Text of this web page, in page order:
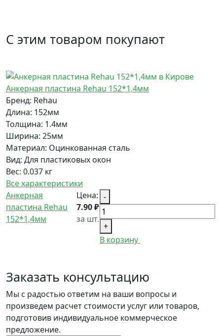
С этим товаром покупают
Анкерная пластина Rehau 152*1,4мм
Бренд: Rehau
Длина: 152мм
Толщина: 1.4мм
Ширина: 25мм
Материал: Оцинкованная сталь
Вид: Для пластиковых окон
Вес: 0.037 кг
Все характеристики
Анкерная
пластина Rehau
152*1,4мм
Цена:
7.90 ₽
за шт.
-
+
В корзину
Заказать консультацию
Мы с радостью ответим на ваши вопросы и
произведем расчет стоимости услуг или товаров,
подготовив индивидуальное коммерческое
предложение.